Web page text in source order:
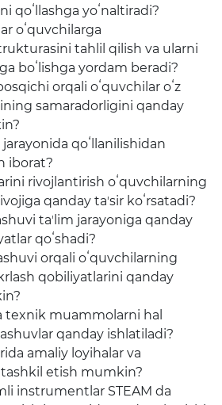
qoʻllashga yoʻnaltiradi?
oʻquvchilarga
tahlil qilish va ularni
boʻlishga yordam beradi?
orqali oʻquvchilar oʻz
samaradorligini qanday
qoʻllanilishidan
iborat?
rivojlantirish oʻquvchilarning
qanday taʼsir koʻrsatadi?
taʼlim jarayoniga qanday
qoʻshadi?
orqali oʻquvchilarning
qobiliyatlarini qanday
muammolarni hal
qanday ishlatiladi?
amaliy loyihalar va
etish mumkin?
instrumentlar STEAM da